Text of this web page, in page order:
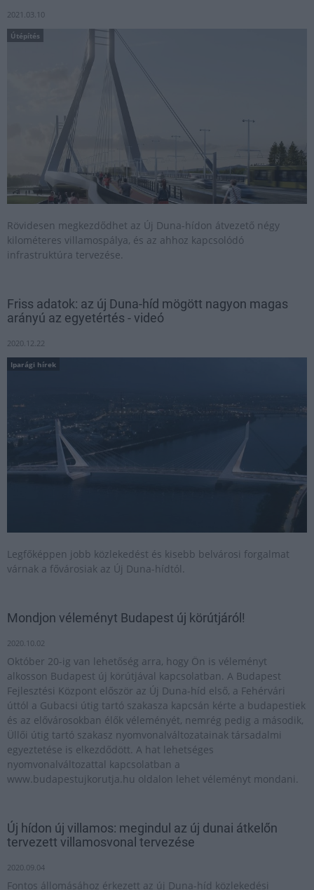
2021.03.10
Útépítés
Rövidesen megkezdődhet az Új Duna-hídon átvezető négy
kilométeres villamospálya, és az ahhoz kapcsolódó
infrastruktúra tervezése.
Friss adatok: az új Duna-híd mögött nagyon magas
arányú az egyetértés - videó
2020.12.22
Iparági hírek
Legfőképpen jobb közlekedést és kisebb belvárosi forgalmat
várnak a fővárosiak az Új Duna-hídtól.
Mondjon véleményt Budapest új körútjáról!
2020.10.02
Október 20-ig van lehetőség arra, hogy Ön is véleményt
alkosson Budapest új körútjával kapcsolatban. A Budapest
Fejlesztési Központ először az Új Duna-híd első, a Fehérvári
úttól a Gubacsi útig tartó szakasza kapcsán kérte a budapestiek
és az elővárosokban élők véleményét, nemrég pedig a második,
Üllői útig tartó szakasz nyomvonalváltozatainak társadalmi
egyeztetése is elkezdődött. A hat lehetséges
nyomvonalváltozattal kapcsolatban a
www.budapestujkorutja.hu oldalon lehet véleményt mondani.
Új hídon új villamos: megindul az új dunai átkelőn
tervezett villamosvonal tervezése
2020.09.04
Fontos állomásához érkezett az új Duna-híd közlekedési